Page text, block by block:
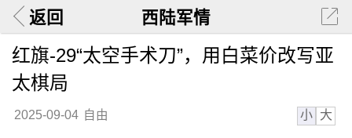
返回 西陆军情
红旗-29“太空手术刀”，用白菜价改写亚
太棋局
2025-09-04 自由 小 大